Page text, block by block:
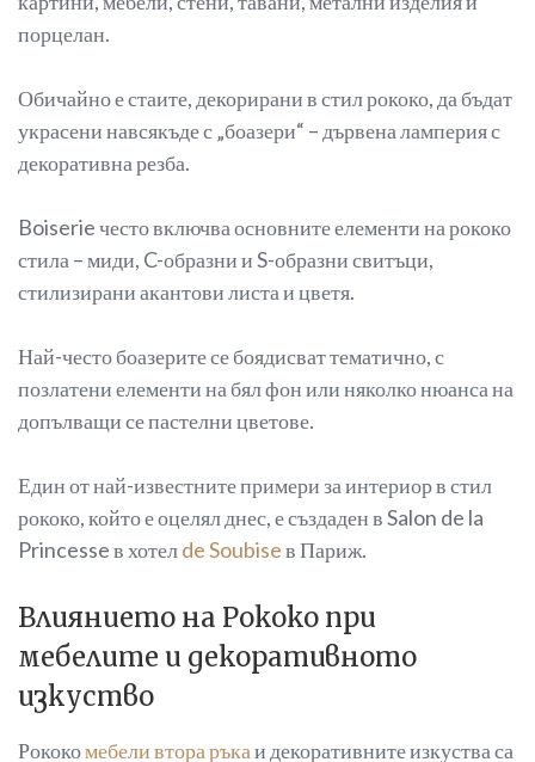
порцелан.
Обичайно е стаите, декорирани в стил рококо, да бъдат
украсени навсякъде с „боазери“ – дървена ламперия с
декоративна резба.
Boiserie често включва основните елементи на рококо
стила – миди, C-образни и S-образни свитъци,
стилизирани акантови листа и цветя.
Най-често боазерите се боядисват тематично, с
позлатени елементи на бял фон или няколко нюанса на
допълващи се пастелни цветове.
Един от най-известните примери за интериор в стил
рококо, който е оцелял днес, е създаден в Salon de la
Princesse в хотелde Soubiseв Париж.
Влиянието на Рококо при
мебелите и декоративното
изкуство
Рококомебели втора ръкаи декоративните изкуства са